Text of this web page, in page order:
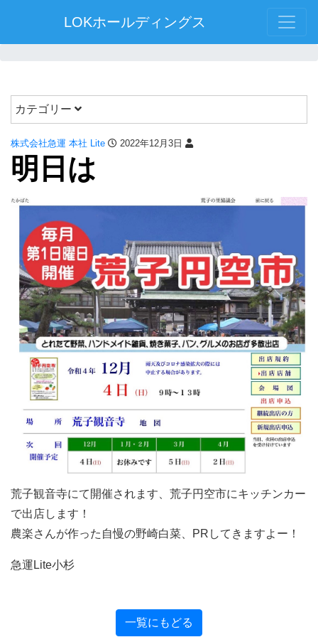
LOKホールディングス
カテゴリー
株式会社急運 本社 Lite 2022年12月3日
明日は
荒子観音寺にて開催されます、荒子円空市にキッチンカー
で出店します！
農楽さんが作った自慢の野崎白菜、PRしてきますよー！
急運Lite小杉
一覧にもどる